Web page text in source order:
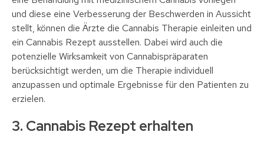
und diese eine Verbesserung der Beschwerden in Aussicht
stellt, können die Ärzte die Cannabis Therapie einleiten und
ein Cannabis Rezept ausstellen. Dabei wird auch die
potenzielle Wirksamkeit von Cannabispräparaten
berücksichtigt werden, um die Therapie individuell
anzupassen und optimale Ergebnisse für den Patienten zu
erzielen.
3. Cannabis Rezept erhalten